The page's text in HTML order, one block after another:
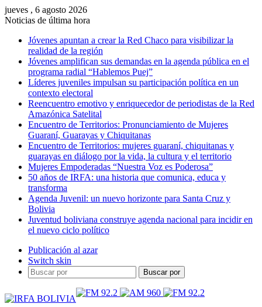
jueves , 6 agosto 2026
Noticias de última hora
Jóvenes apuntan a crear la Red Chaco para visibilizar la
realidad de la región
Jóvenes amplifican sus demandas en la agenda pública en el
programa radial “Hablemos Puej”
Líderes juveniles impulsan su participación política en un
contexto electoral
Reencuentro emotivo y enriquecedor de periodistas de la Red
Amazónica Satelital
Encuentro de Territorios: Pronunciamiento de Mujeres
Guaraní, Guarayas y Chiquitanas
Encuentro de Territorios: mujeres guaraní, chiquitanas y
guarayas en diálogo por la vida, la cultura y el territorio
Mujeres Empoderadas “Nuestra Voz es Poderosa”
50 años de IRFA: una historia que comunica, educa y
transforma
Agenda Juvenil: un nuevo horizonte para Santa Cruz y
Bolivia
Juventud boliviana construye agenda nacional para incidir en
el nuevo ciclo político
Publicación al azar
Switch skin
Buscar por